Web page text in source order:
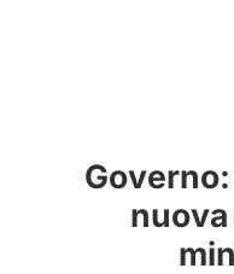
ASSOCIAZIONI